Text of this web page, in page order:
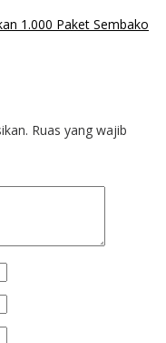
1.000 Paket Sembako
Ruas yang wajib